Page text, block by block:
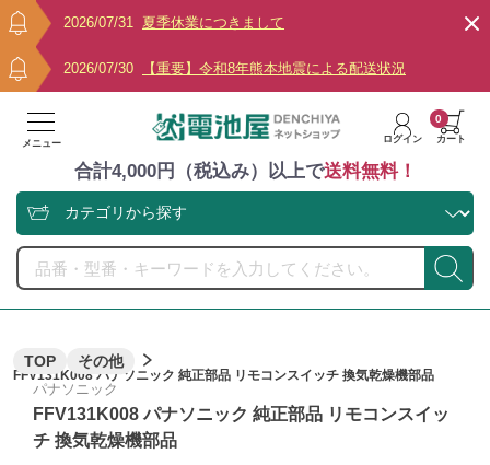
2026/07/31 夏季休業につきまして
2026/07/30 【重要】令和8年熊本地震による配送状況
メニュー ログイン カート
0
合計4,000円（税込み）以上で送料無料！
TOP その他
FFV131K008 パナソニック 純正部品 リモコンスイッチ 換気乾燥機部品
パナソニック
FFV131K008 パナソニック 純正部品 リモコンスイッ
チ 換気乾燥機部品